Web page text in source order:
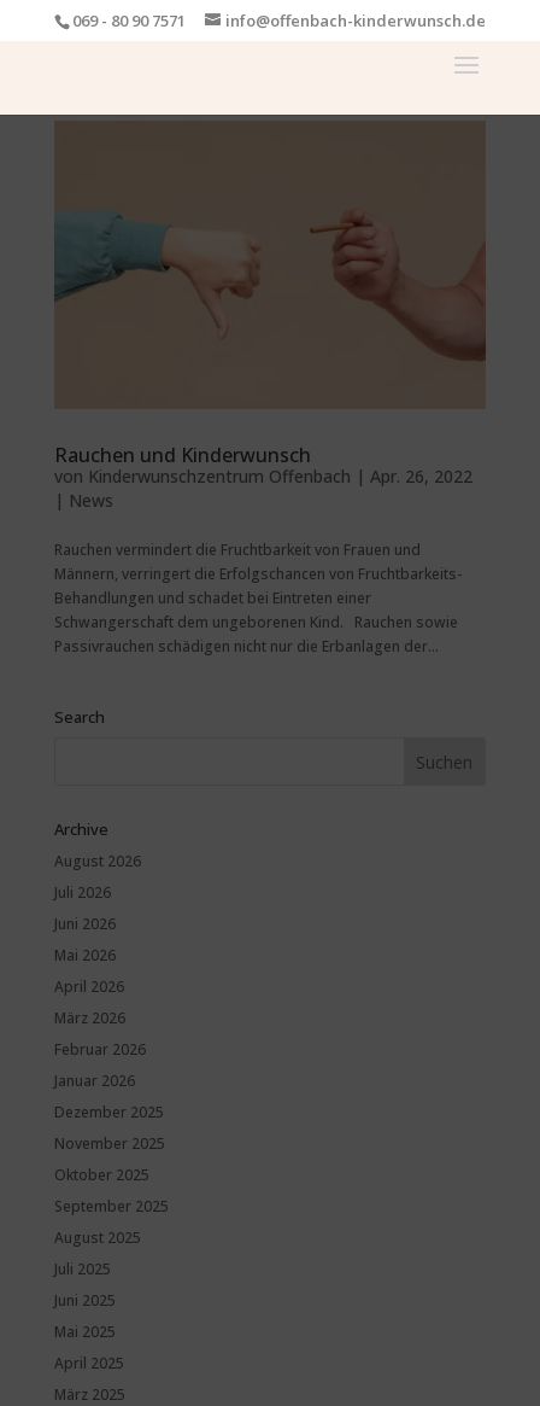
069 - 80 90 7571 info@offenbach-kinderwunsch.de
Rauchen und Kinderwunsch
von Kinderwunschzentrum Offenbach | Apr. 26, 2022
| News
Rauchen vermindert die Fruchtbarkeit von Frauen und
Männern, verringert die Erfolgschancen von Fruchtbarkeits-
Behandlungen und schadet bei Eintreten einer
Schwangerschaft dem ungeborenen Kind. Rauchen sowie
Passivrauchen schädigen nicht nur die Erbanlagen der...
Search
Archive
August 2026
Juli 2026
Juni 2026
Mai 2026
April 2026
März 2026
Februar 2026
Januar 2026
Dezember 2025
November 2025
Oktober 2025
September 2025
August 2025
Juli 2025
Juni 2025
Mai 2025
April 2025
März 2025